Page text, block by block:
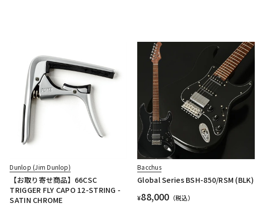
Dunlop (Jim Dunlop)
【お取り寄せ商品】66CSC
TRIGGER FLY CAPO 12-STRING -
SATIN CHROME
Bacchus
Global Series BSH-850/RSM (BLK)
¥88,000 （税込）